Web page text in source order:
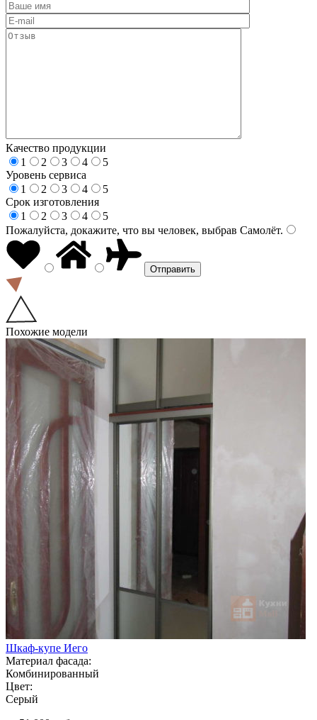
Качество продукции
1
2 3 4
5
Уровень сервиса
1
2 3 4
5
Срок изготовления
1
2 3 4
5
Пожалуйста, докажите, что вы человек, выбрав Самолёт.
Похожие модели
Шкаф-купе Иего
Материал фасада:
Комбинированный
Цвет:
Серый